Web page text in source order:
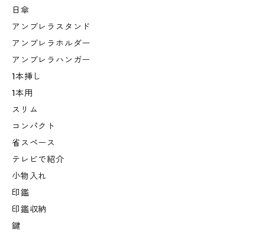
日傘
アンブレラスタンド
アンブレラホルダー
アンブレラハンガー
1本挿し
1本用
スリム
コンパクト
省スペース
テレビで紹介
小物入れ
印鑑
印鑑収納
鍵